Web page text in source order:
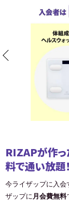
RIZAPが作っ
料で通い放題！
今ライザップに入会
ザップに月会費無料